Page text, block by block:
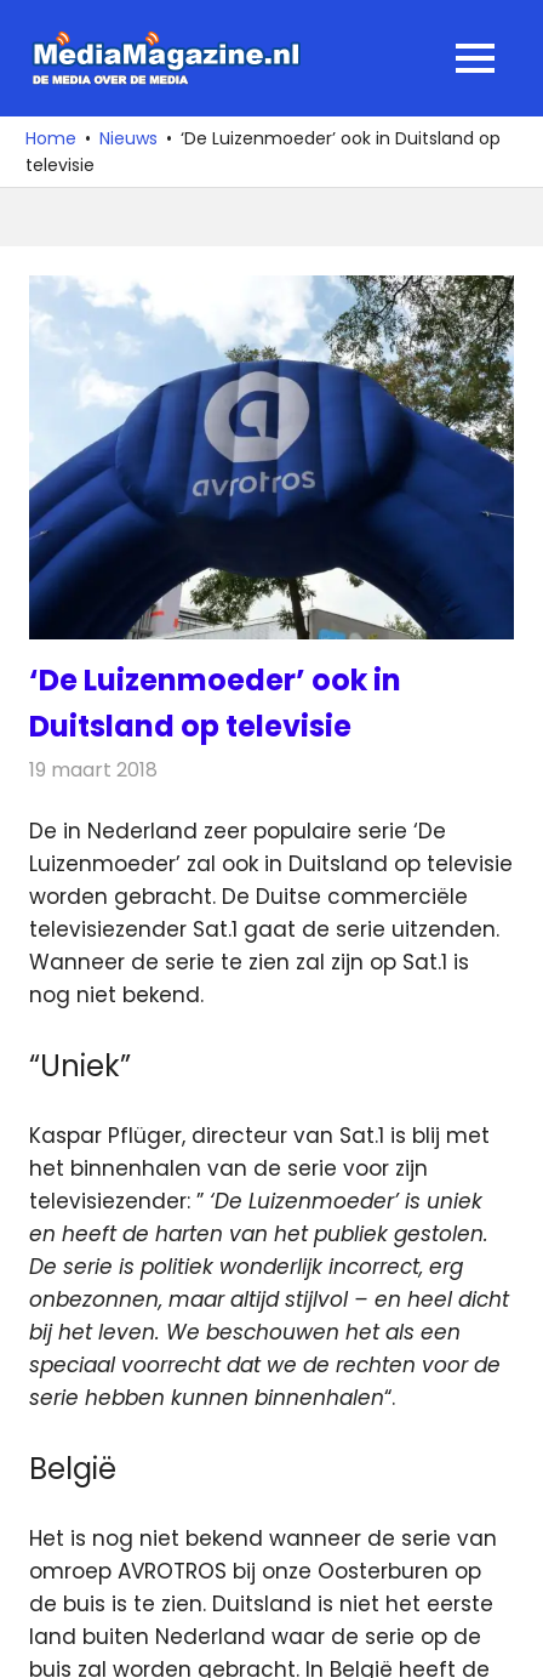
naar
media
over
de
MENU
Home Nieuws
‘De Luizenmoeder’ ook in Duitsland op
televisie
‘De Luizenmoeder’ ook in
Duitsland op televisie
19 maart 2018
De in Nederland zeer populaire serie ‘De
Luizenmoeder’ zal ook in Duitsland op televisie
worden gebracht. De Duitse commerciële
televisiezender Sat.1 gaat de serie uitzenden.
Wanneer de serie te zien zal zijn op Sat.1 is
nog niet bekend.
“Uniek”
Kaspar Pflüger, directeur van Sat.1 is blij met
het binnenhalen van de serie voor zijn
televisiezender: ” ‘De Luizenmoeder’ is uniek
en heeft de harten van het publiek gestolen.
De serie is politiek wonderlijk incorrect, erg
onbezonnen, maar altijd stijlvol – en heel dicht
bij het leven. We beschouwen het als een
speciaal voorrecht dat we de rechten voor de
serie hebben kunnen binnenhalen“.
België
Het is nog niet bekend wanneer de serie van
omroep AVROTROS bij onze Oosterburen op
de buis is te zien. Duitsland is niet het eerste
land buiten Nederland waar de serie op de
buis zal worden gebracht. In België heeft de